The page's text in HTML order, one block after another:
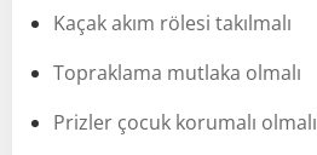
Kaçak akım rölesi takılmalı
Topraklama mutlaka olmalı
Prizler çocuk korumalı olmalı